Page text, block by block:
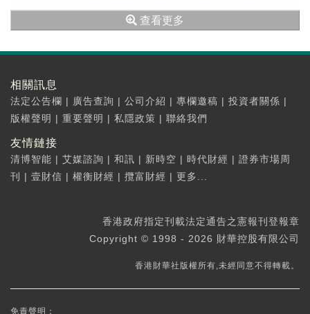
查看更多
相關訊息
法定公告欄 | 廣告查詢 | 公司介紹 | 專欄邀稿 | 投資者關係 |
版權聲明 | 重要聲明 | 私隱政策 | 聯絡我們
友情鏈接
清博智能 | 艾媒諮詢 | 和訊 | 新時空 | 時代財經 | 證券市場周
刊
| 壹財信 | 權衡財經 | 攬富財經 | 更多...
香港政府指定刊載法定通告之憲報刊登報章
Copyright © 1998 - 2026 財華控股有限公司
香港財華社版權所有,未經同意不得轉載。
免責聲明：